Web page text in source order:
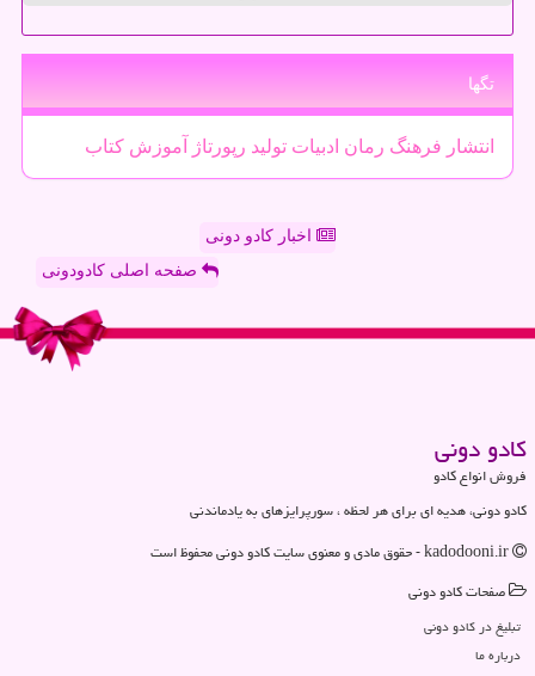
تگها
انتشار فرهنگ رمان ادبیات تولید رپورتاژ آموزش كتاب
اخبار کادو دونی
صفحه اصلی کادودونی
كادو دونی
فروش انواع کادو
کادو دونی، هدیه ای برای هر لحظه ، سورپرایزهای به یادماندنی
صفحات كادو دونی
تبلیغ در كادو دونی
درباره ما